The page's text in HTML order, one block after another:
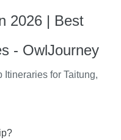
2026 | Best
- OwlJourney
Itineraries for Taitung,